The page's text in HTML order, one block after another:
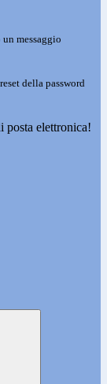
messaggio
della password
posta elettronica!